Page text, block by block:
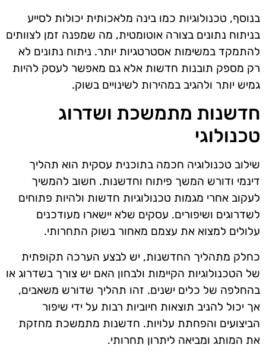
בנוסף, טכנולוגיות כמו בינה מלאכותית יכולות לסייע
בניתוח נתונים בצורה אוטומטית, מה שמפנה זמן לצוותים
להתמקד במשימות אסטרטגיות יותר. ניתוח נתונים לא
רק מספק תובנות חדשות אלא גם מאפשר לעסק להיות
גמיש יותר ולהגיב במהירות לשינויים בשוק.
חדשנות מתמשכת ושדרוג
טכנולוגי
שילוב טכנולוגיה חכמה בתוכנית עסקית הוא תהליך
דינמי ודורש המשך פיתוח וחדשנות. חשוב להמשיך
לעקוב אחרי מגמות טכנולוגיות חדשות ולהיות פתוחים
לשדרוגים ושיפורים. עסקים שלא יישארו מעודכנים
עלולים למצוא את עצמם מאחור בשוק התחרותי.
כחלק מתהליך החדשנות, יש לבצע הערכה תקופתית
של הטכנולוגיות הקיימות ולבחון האם יש צורך בשדרוג או
בהחלפה של כלים ישנים. זהו תהליך שדורש משאבים,
אך יכול להניב תוצאות חיוביות רבות על ידי שיפור
הביצועים והפחתת עלויות. חדשנות מתמשכת מחזקת
את המותג ומביאה ליתרון תחרותי.